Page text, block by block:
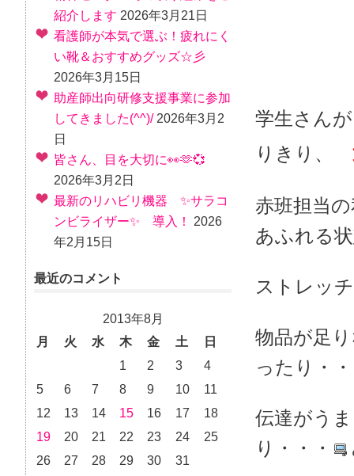
学生さんが
りきり、
赤班担当
あふれる
ストレッ
物品が足
ったり・
伝達がう
り・・・
紹介します 2026年3月21日
看護師が本気で選ぶ！疲れにく
い靴＆おすすめグッズ☆彡
2026年3月15日
助産師出向研修支援事業に参加
してきました(^^)/ 2026年3月2
日
皆さん、目を大切に👀🫶💞
2026年3月2日
最新のリハビリ機器 ✨サラコ
ンビライザー✨ 導入！
2026
年2月15日
最近のコメント
2013年8月
月
火 水 木 金 土
日
1
2 3
4
5
6 7 8 9 10
11
12
13 14 15 16 17
18
19
20 21 22 23 24
25
26
27 28 29 30
31